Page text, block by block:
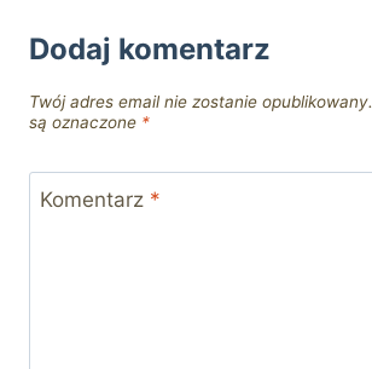
Dodaj komentarz
Twój adres email nie zostanie opublikowany.
są oznaczone *
Komentarz *